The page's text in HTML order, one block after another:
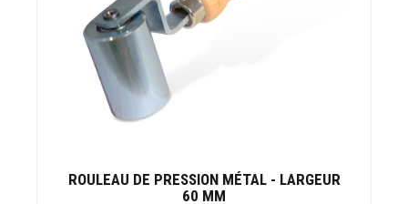
ROULEAU DE PRESSION MÉTAL - LARGEUR
60 MM